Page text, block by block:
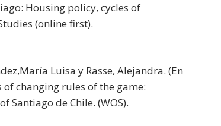
Housing policy, cycles of
(online first).
Luisa y Rasse, Alejandra. (En
changing rules of the game:
de Chile. (WOS).